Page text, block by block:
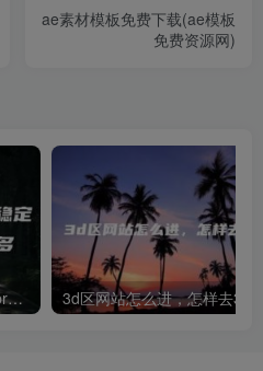
ae素材模板免费下载(ae模板
免费资源网)
pr哪个版本最好用又稳定，pr哪个版本用得最多 3d区网站怎么进，怎样去3d